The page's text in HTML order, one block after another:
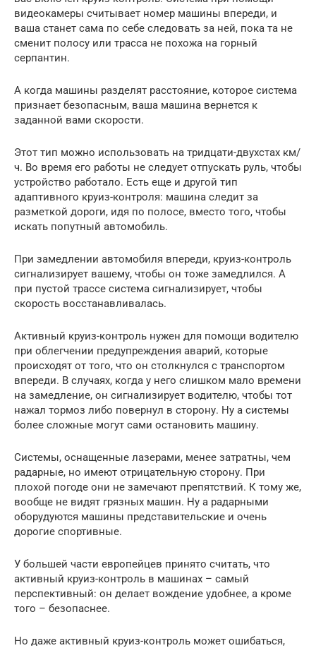
видеокамеры считывает номер машины впереди, и
ваша станет сама по себе следовать за ней, пока та не
сменит полосу или трасса не похожа на горный
серпантин.
А когда машины разделят расстояние, которое система
признает безопасным, ваша машина вернется к
заданной вами скорости.
Этот тип можно использовать на тридцати-двухстах км/
ч. Во время его работы не следует отпускать руль, чтобы
устройство работало. Есть еще и другой тип
адаптивного круиз-контроля: машина следит за
разметкой дороги, идя по полосе, вместо того, чтобы
искать попутный автомобиль.
При замедлении автомобиля впереди, круиз-контроль
сигнализирует вашему, чтобы он тоже замедлился. А
при пустой трассе система сигнализирует, чтобы
скорость восстанавливалась.
Активный круиз-контроль нужен для помощи водителю
при облегчении предупреждения аварий, которые
происходят от того, что он столкнулся с транспортом
впереди. В случаях, когда у него слишком мало времени
на замедление, он сигнализирует водителю, чтобы тот
нажал тормоз либо повернул в сторону. Ну а системы
более сложные могут сами остановить машину.
Системы, оснащенные лазерами, менее затратны, чем
радарные, но имеют отрицательную сторону. При
плохой погоде они не замечают препятствий. К тому же,
вообще не видят грязных машин. Ну а радарными
оборудуются машины представительские и очень
дорогие спортивные.
У большей части европейцев принято считать, что
активный круиз-контроль в машинах – самый
перспективный: он делает вождение удобнее, а кроме
того – безопаснее.
Но даже активный круиз-контроль может ошибаться,